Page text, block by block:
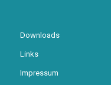
Downloads
Links
Impressum